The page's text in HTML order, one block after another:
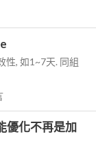
性, 如1~7天. 同組
優化不再是加